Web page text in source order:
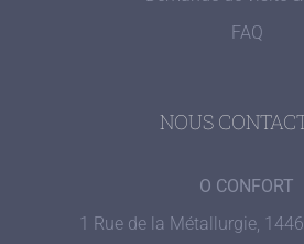
FAQ
NOUS
O CONFORT
1 Rue de la Métallurgie,